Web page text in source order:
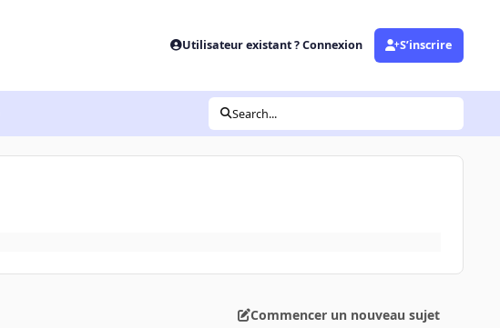
Utilisateur existant ? Connexion S’inscrire
Search...
Commencer un nouveau sujet